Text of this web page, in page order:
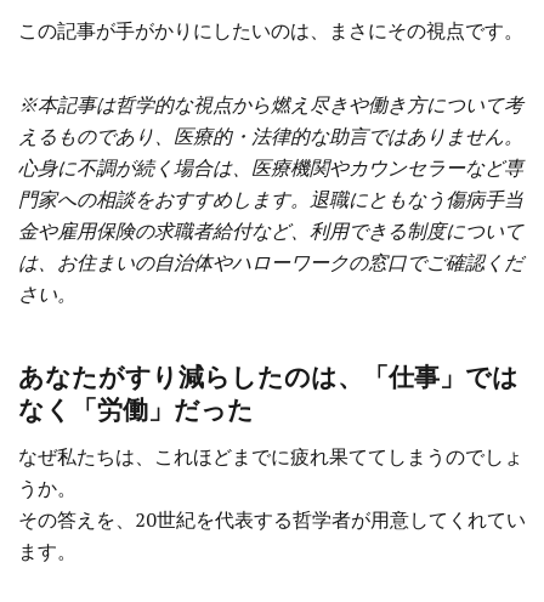
この記事が手がかりにしたいのは、まさにその視点です。
※本記事は哲学的な視点から燃え尽きや働き方について考
えるものであり、医療的・法律的な助言ではありません。
心身に不調が続く場合は、医療機関やカウンセラーなど専
門家への相談をおすすめします。退職にともなう傷病手当
金や雇用保険の求職者給付など、利用できる制度について
は、お住まいの自治体やハローワークの窓口でご確認くだ
さい。
あなたがすり減らしたのは、「仕事」では
なく「労働」だった
なぜ私たちは、これほどまでに疲れ果ててしまうのでしょ
うか。
その答えを、20世紀を代表する哲学者が用意してくれてい
ます。